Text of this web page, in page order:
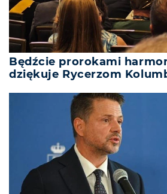
Będźcie prorokami
dziękuje Rycerzom